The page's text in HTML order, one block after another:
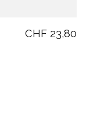
CHF 23,80